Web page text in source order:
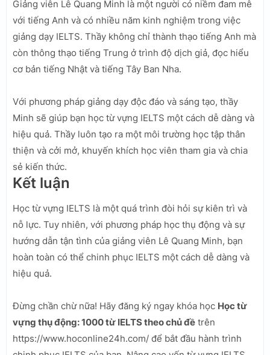
Giảng viên Lê Quang Minh là một người có niềm đam mê
với tiếng Anh và có nhiều năm kinh nghiệm trong việc
giảng dạy IELTS. Thầy không chỉ thành thạo tiếng Anh mà
còn thông thạo tiếng Trung ở trình độ dịch giả, đọc hiểu
cơ bản tiếng Nhật và tiếng Tây Ban Nha.
Với phương pháp giảng dạy độc đáo và sáng tạo, thầy
Minh sẽ giúp bạn học từ vựng IELTS một cách dễ dàng và
hiệu quả. Thầy luôn tạo ra một môi trường học tập thân
thiện và cởi mở, khuyến khích học viên tham gia và chia
sẻ kiến thức.
Kết luận
Học từ vựng IELTS là một quá trình đòi hỏi sự kiên trì và
nỗ lực. Tuy nhiên, với phương pháp học thụ động và sự
hướng dẫn tận tình của giảng viên Lê Quang Minh, bạn
hoàn toàn có thể chinh phục IELTS một cách dễ dàng và
hiệu quả.
Đừng chần chừ nữa! Hãy đăng ký ngay khóa học Học từ
vựng thụ động: 1000 từ IELTS theo chủ đề trên
https://www.hoconline24h.com/ để bắt đầu hành trình